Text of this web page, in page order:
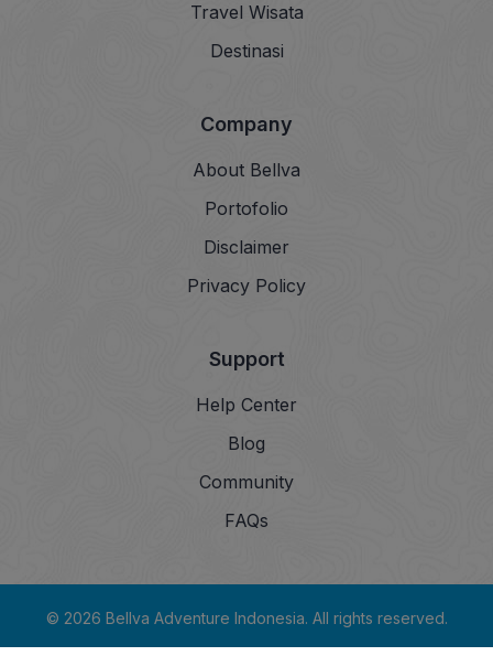
Travel Wisata
Destinasi
Company
About Bellva
Portofolio
Disclaimer
Privacy Policy
Support
Help Center
Blog
Community
FAQs
© 2026 Bellva Adventure Indonesia. All rights reserved.